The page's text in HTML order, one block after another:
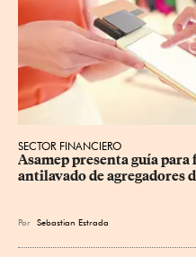
SECTOR FINANCIERO
Asamep presenta guía
antilavado de agregadores
Por Sebastian Estrada